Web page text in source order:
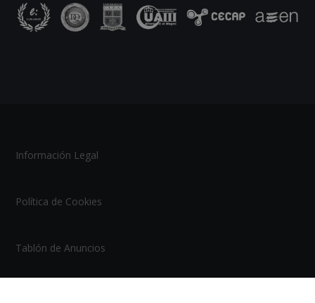
Información Legal
Política de Cookies
Tablón de Anuncios